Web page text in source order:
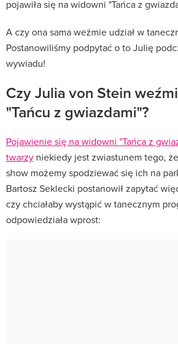
pojawiła się na widowni "Tańca z
A czy ona sama weźmie udział w
Postanowiliśmy podpytać o to Julię
wywiadu!
Czy Julia von Stein
"Tańcu z gwiazdami"?
Pojawienie się na widowni "Tańca z
twarzy niekiedy jest zwiastunem tego,
show możemy spodziewać się ich na
Bartosz Seklecki postanowił zapytać
czy chciałaby wystąpić w tanecznym
odpowiedziała wprost: